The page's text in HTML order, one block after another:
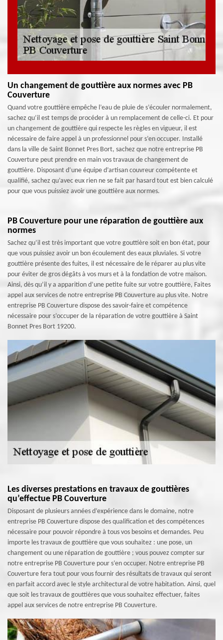
Un changement de gouttière aux normes avec PB
Couverture
Quand votre gouttière empêche l’eau de pluie de s’écouler normalement,
sachez qu’il est temps de procéder à un remplacement de celle-ci. Et pour
un changement de gouttière qui respecte les règles en vigueur, il est
nécessaire de faire appel à un professionnel pour s’en occuper. Installé
dans la ville de Saint Bonnet Pres Bort, sachez que notre entreprise PB
Couverture peut prendre en main vos travaux de changement de
gouttière. Disposant d’une équipe d’artisan couvreur compétente et
qualifié, sachez qu’avec eux rien ne se fait par hasard tout est bien calculé
pour que vous puissiez avoir une gouttière aux normes.
PB Couverture pour une réparation de gouttière aux
normes
Sachez qu’il est très important que votre gouttière soit en bon état, pour
que vous puissiez avoir un bon écoulement des eaux pluviales. Si votre
gouttière présente des fuites, il est nécessaire de le réparer au plus vite
pour éviter de gros dégâts à vos murs et à la fondation de votre maison.
Ainsi, dès qu’il y a apparition d’une petite fuite sur votre gouttière, Faites
appel aux services de notre entreprise PB Couverture au plus vite. Notre
entreprise PB Couverture dispose des savoir-faire et compétence
nécessaire pour s’occuper de la réparation de votre gouttière à Saint
Bonnet Pres Bort 19200.
Les diverses prestations en travaux de gouttières
qu’effectue PB Couverture
Disposant de plusieurs années d’expérience dans le domaine, notre
entreprise PB Couverture dispose des qualification et des compétences
nécessaire pour pouvoir répondre à tous vos besoins et demandes. Peu
importe les travaux de gouttière que vous souhaitez : une pose, un
changement ou une réparation de gouttière ; vous pouvez compter sur
notre entreprise PB Couverture pour s’en occuper. Notre entreprise PB
Couverture fera tout pour vous fournir des résultats de travaux qui seront
en parfait accord avec le style architectural de votre habitation. Ainsi, quel
que soit les travaux de gouttières que vous souhaitez effectuer, faites
appel aux services de notre entreprise PB Couverture.